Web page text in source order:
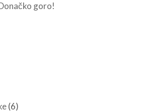
goro!
(6)